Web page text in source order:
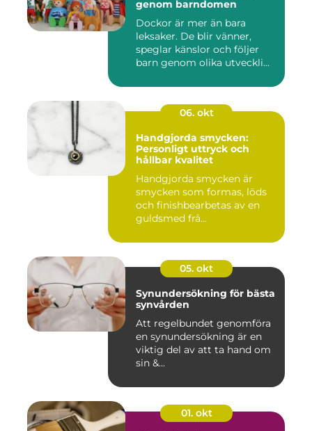
genom barndomen
Dockor är mer än bara
leksaker. De blir vänner,
speglar känslor och följer
barn genom olika utveckli...
06. okt
Handgjorda smycken:
Personligt uttryck och
hållbar kvalitet
Handgjorda smycken är
smycken som formas, löds
och finishbearbetas av en
guldsmed frå...
05. okt
Synundersökning för bästa
synvården
Att regelbundet genomföra
en synundersökning är en
viktig del av att ta hand om
sin &...
01. okt